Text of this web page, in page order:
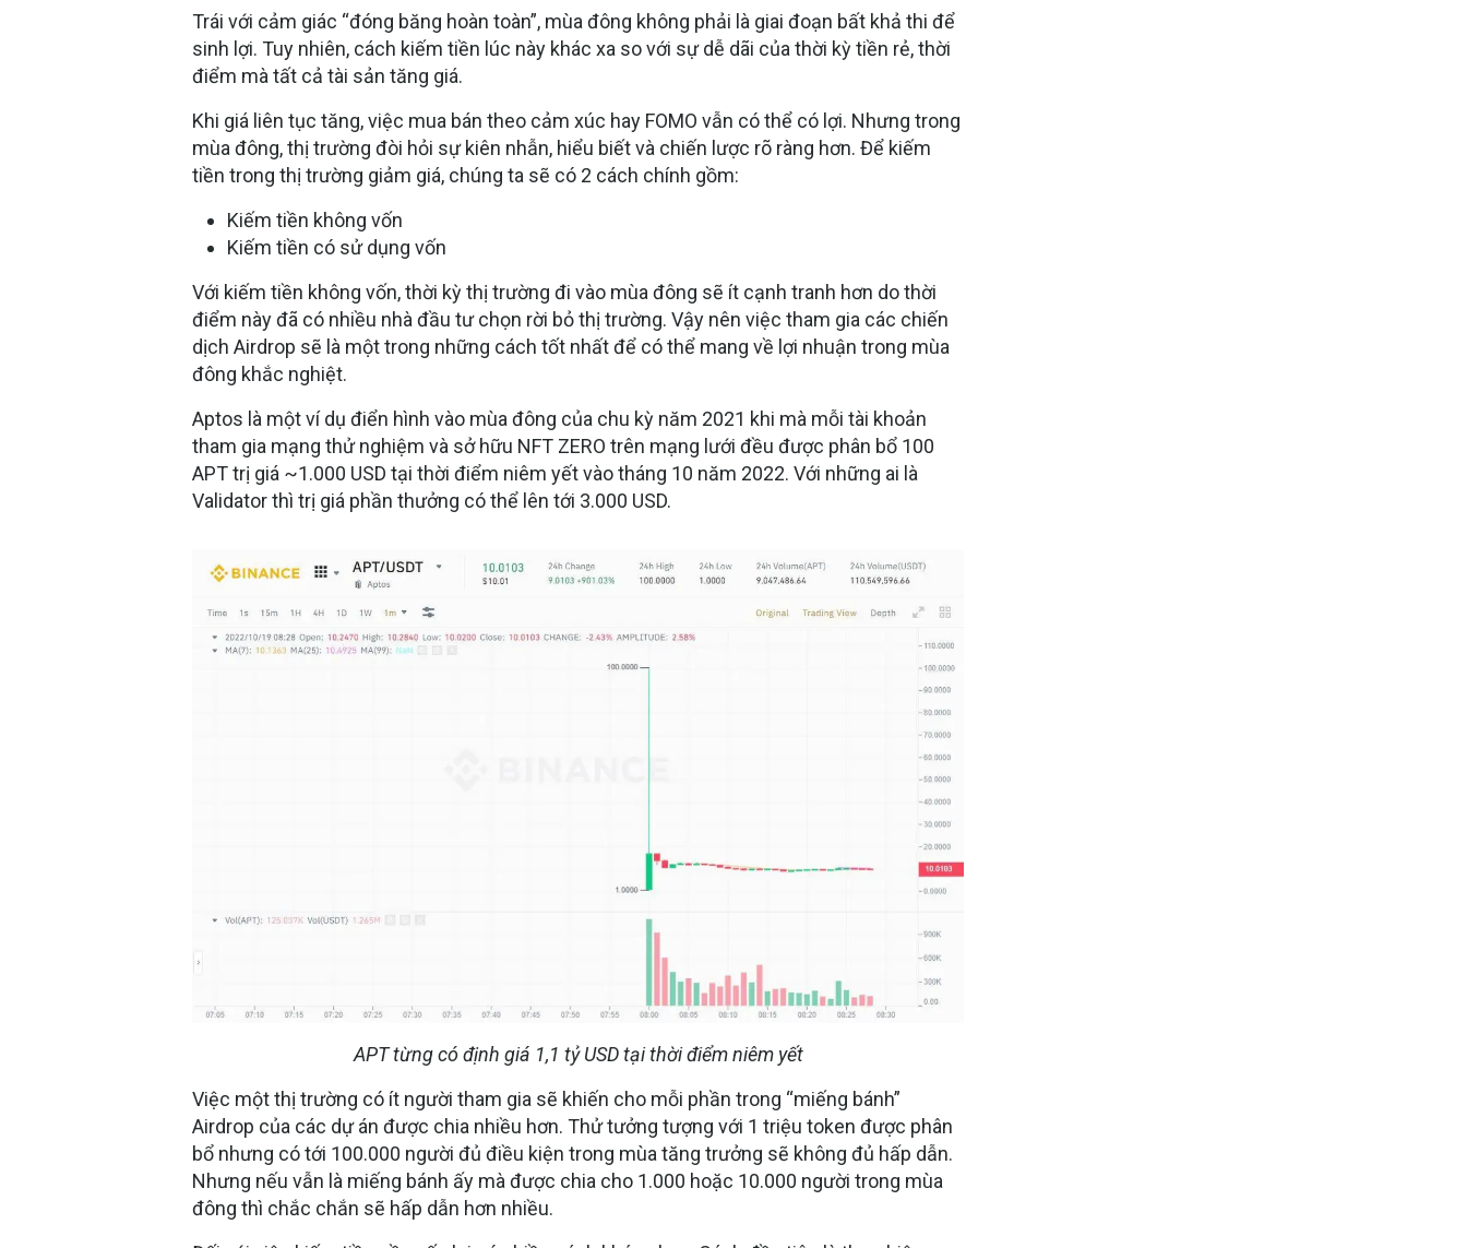
Trái với cảm giác “đóng băng hoàn toàn”, mùa đông không phải là giai đoạn bất khả thi để
sinh lợi. Tuy nhiên, cách kiếm tiền lúc này khác xa so với sự dễ dãi của thời kỳ tiền rẻ, thời
điểm mà tất cả tài sản tăng giá.
Khi giá liên tục tăng, việc mua bán theo cảm xúc hay FOMO vẫn có thể có lợi. Nhưng trong
mùa đông, thị trường đòi hỏi sự kiên nhẫn, hiểu biết và chiến lược rõ ràng hơn. Để kiếm
tiền trong thị trường giảm giá, chúng ta sẽ có 2 cách chính gồm:
Kiếm tiền không vốn
Kiếm tiền có sử dụng vốn
Với kiếm tiền không vốn, thời kỳ thị trường đi vào mùa đông sẽ ít cạnh tranh hơn do thời
điểm này đã có nhiều nhà đầu tư chọn rời bỏ thị trường. Vậy nên việc tham gia các chiến
dịch Airdrop sẽ là một trong những cách tốt nhất để có thể mang về lợi nhuận trong mùa
đông khắc nghiệt.
Aptos là một ví dụ điển hình vào mùa đông của chu kỳ năm 2021 khi mà mỗi tài khoản
tham gia mạng thử nghiệm và sở hữu NFT ZERO trên mạng lưới đều được phân bổ 100
APT trị giá ~1.000 USD tại thời điểm niêm yết vào tháng 10 năm 2022. Với những ai là
Validator thì trị giá phần thưởng có thể lên tới 3.000 USD.
APT từng có định giá 1,1 tỷ USD tại thời điểm niêm yết
Việc một thị trường có ít người tham gia sẽ khiến cho mỗi phần trong “miếng bánh”
Airdrop của các dự án được chia nhiều hơn. Thử tưởng tượng với 1 triệu token được phân
bổ nhưng có tới 100.000 người đủ điều kiện trong mùa tăng trưởng sẽ không đủ hấp dẫn.
Nhưng nếu vẫn là miếng bánh ấy mà được chia cho 1.000 hoặc 10.000 người trong mùa
đông thì chắc chắn sẽ hấp dẫn hơn nhiều.